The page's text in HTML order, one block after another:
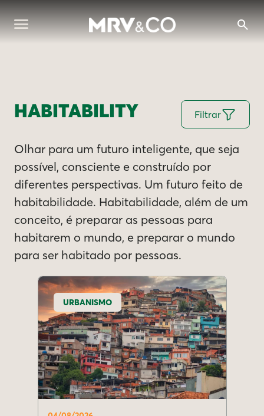
HABITABILITY Filtrar
Olhar para um futuro inteligente, que seja
possível, consciente e construído por
diferentes perspectivas. Um futuro feito de
habitabilidade. Habitabilidade, além de um
conceito, é preparar as pessoas para
habitarem o mundo, e preparar o mundo
para ser habitado por pessoas.
URBANISMO